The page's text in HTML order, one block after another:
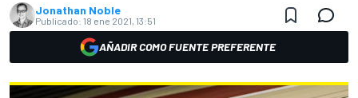
Jonathan Noble
Publicado: 18 ene 2021, 13:51
AÑADIR COMO FUENTE PREFERENTE